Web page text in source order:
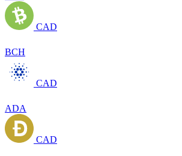
CAD
BCH
CAD
ADA
CAD